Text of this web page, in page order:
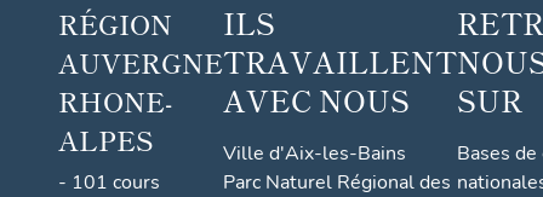
RÉGION
AUVERGNE
RHONE-
ALPES
- 101 cours
ILS
TRAVAILLENT
AVEC NOUS
Ville d'Aix-les-Bains
Parc Naturel Régional des
SUR
Bases